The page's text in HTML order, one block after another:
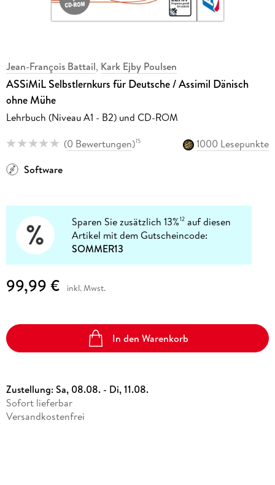
Jean-François Battail, Kark Ejby Poulsen
ASSiMiL Selbstlernkurs für Deutsche / Assimil Dänisch
ohne Mühe
Lehrbuch (Niveau A1 - B2) und CD-ROM
(0 Bewertungen)15
1000 Lesepunkte
Software
Sparen Sie zusätzlich 13%12 auf diesen
Artikel mit dem Gutscheincode:
SOMMER13
99,99 € inkl. Mwst.
In den Warenkorb
Zustellung:Sa, 08.08. - Di, 11.08.
Sofort lieferbar
Versandkostenfrei